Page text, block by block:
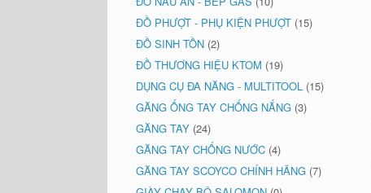
ĐỒ PHƯỢT - PHỤ KIỆN PHƯỢT (15)
ĐỒ SINH TỒN (2)
ĐỒ THƯƠNG HIỆU KTOM (19)
DỤNG CỤ ĐA NĂNG - MULTITOOL (15)
GĂNG ỐNG TAY CHỐNG NẮNG (3)
GĂNG TAY (24)
GĂNG TAY CHỐNG NƯỚC (4)
GĂNG TAY SCOYCO CHÍNH HÃNG (7)